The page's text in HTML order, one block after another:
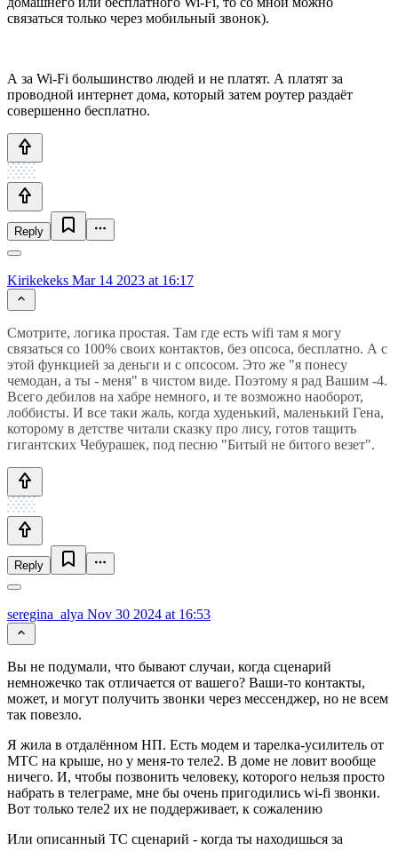
связаться только через мобильный звонок).
А за Wi-Fi большинство людей и не платят. А платят за
проводной интернет дома, который затем роутер раздаёт
совершенно бесплатно.
Reply
Kirikekeks Mar 14 2023 at 16:17
Смотрите, логика простая. Там где есть wifi там я могу
связаться со 100% своих контактов, без опсоса, бесплатно. А с
этой функцией за деньги и с опсосом. Это же "я понесу
чемодан, а ты - меня" в чистом виде. Поэтому я рад Вашим -4.
Всего дебилов на хабре немного, и те возможно наоборот,
лоббисты. И все таки жаль, когда худенький, маленький Гена,
которому в детстве читали сказку про лису, готов тащить
гигантских Чебурашек, под песню "Битый не битого везет".
Reply
seregina_alya Nov 30 2024 at 16:53
Вы не подумали, что бывают случаи, когда сценарий
немножечко так отличается от вашего? Ваши-то контакты,
может, и могут получить звонки через мессенджер, но не всем
так повезло.
Я жила в отдалённом НП. Есть модем и тарелка-усилитель от
МТС на крыше, но у меня-то теле2. В доме не ловит вообще
ничего. И, чтобы позвонить человеку, которого нельзя просто
набрать в телеграме, мне бы очень пригодились wi-fi звонки.
Вот только теле2 их не поддерживает, к сожалению
Или описанный ТС сценарий - когда ты находишься за